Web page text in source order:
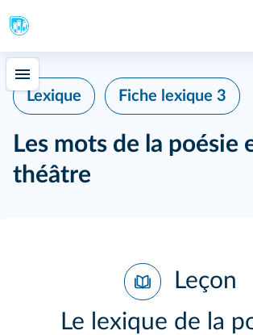
Lexique Fiche lexique 3
Les mots de la poésie
théâtre
Leçon
Le lexique de la